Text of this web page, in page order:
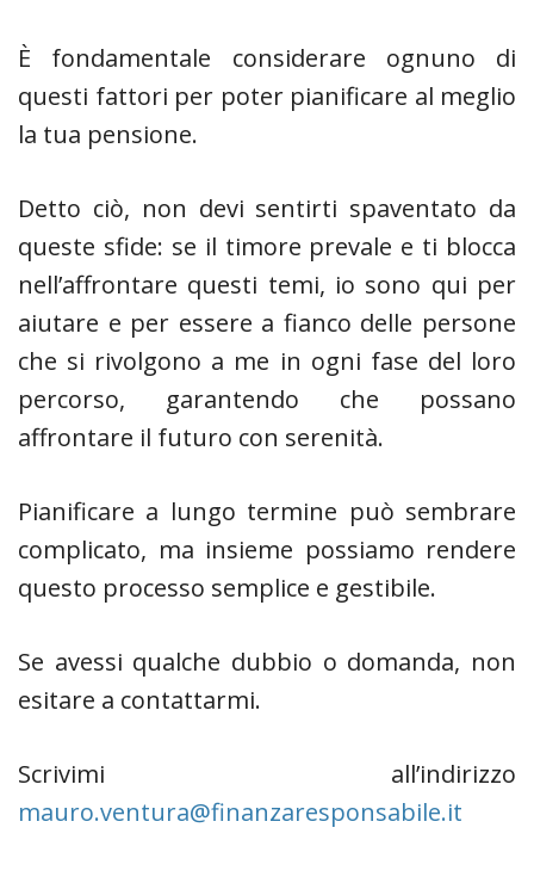
È fondamentale considerare ognuno di
questi fattori per poter pianificare al meglio
la tua pensione.
Detto ciò, non devi sentirti spaventato da
queste sfide: se il timore prevale e ti blocca
nell’affrontare questi temi, io sono qui per
aiutare e per essere a fianco delle persone
che si rivolgono a me in ogni fase del loro
percorso, garantendo che possano
affrontare il futuro con serenità.
Pianificare a lungo termine può sembrare
complicato, ma insieme possiamo rendere
questo processo semplice e gestibile.
Se avessi qualche dubbio o domanda, non
esitare a contattarmi.
Scrivimi all’indirizzo
mauro.ventura@finanzaresponsabile.it